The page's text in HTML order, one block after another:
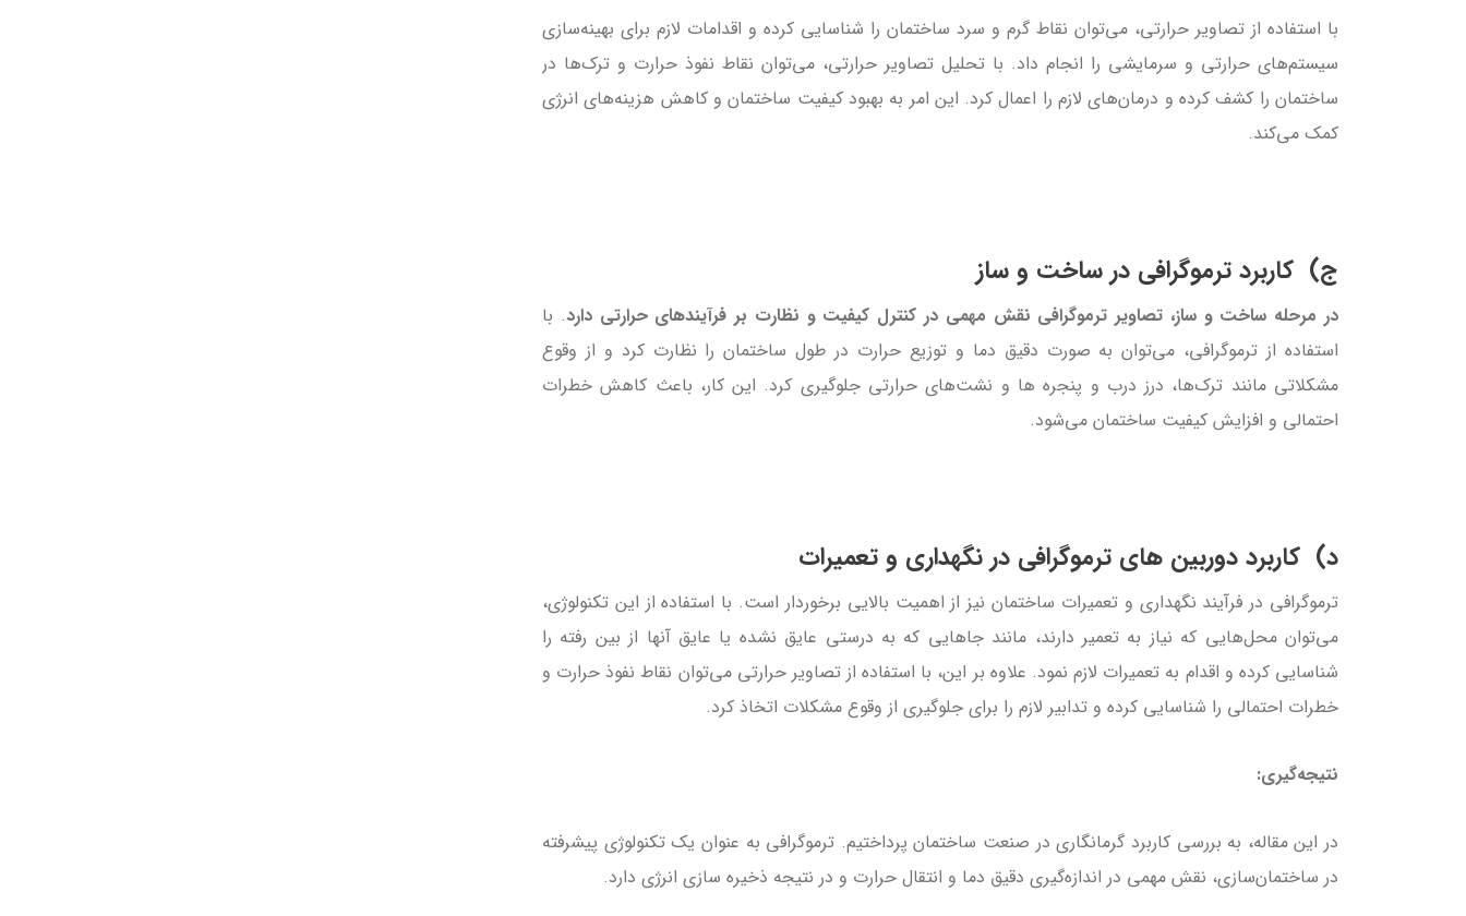
با استفاده از تصاویر حرارتی، می‌توان نقاط گرم و سرد ساختمان را شناسایی کرده و اقدامات لازم برای بهینه‌سازی
سیستم‌های حرارتی و سرمایشی را انجام داد. با تحلیل تصاویر حرارتی، می‌توان نقاط نفوذ حرارت و ترک‌ها در
ساختمان را کشف کرده و درمان‌های لازم را اعمال کرد. این امر به بهبود کیفیت ساختمان و کاهش هزینه‌های انرژی
کمک می‌کند.
ج) کاربرد ترموگرافی در ساخت و ساز
در مرحله ساخت و ساز، تصاویر ترموگرافی نقش مهمی در کنترل کیفیت و نظارت بر فرآیندهای حرارتی دارد. با
استفاده از ترموگرافی، می‌توان به صورت دقیق دما و توزیع حرارت در طول ساختمان را نظارت کرد و از وقوع
مشکلاتی مانند ترک‌ها، درز درب و پنجره ها و نشت‌های حرارتی جلوگیری کرد. این کار، باعث کاهش خطرات
احتمالی و افزایش کیفیت ساختمان می‌شود.
د) کاربرد دوربین های ترموگرافی در نگهداری و تعمیرات
ترموگرافی در فرآیند نگهداری و تعمیرات ساختمان نیز از اهمیت بالایی برخوردار است. با استفاده از این تکنولوژی،
می‌توان محل‌هایی که نیاز به تعمیر دارند، مانند جاهایی که به درستی عایق نشده یا عایق آنها از بین رفته را
شناسایی کرده و اقدام به تعمیرات لازم نمود. علاوه بر این، با استفاده از تصاویر حرارتی می‌توان نقاط نفوذ حرارت و
خطرات احتمالی را شناسایی کرده و تدابیر لازم را برای جلوگیری از وقوع مشکلات اتخاذ کرد.
نتیجه‌گیری:
در این مقاله، به بررسی کاربرد گرمانگاری در صنعت ساختمان پرداختیم. ترموگرافی به عنوان یک تکنولوژی پیشرفته
در ساختمان‌سازی، نقش مهمی در اندازه‌گیری دقیق دما و انتقال حرارت و در نتیجه ذخیره سازی انرژی دارد.